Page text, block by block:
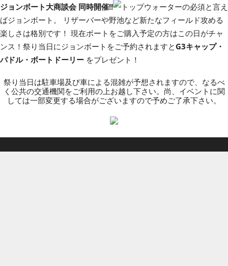
ジョンボート大商談会 同時開催!!
トップウォーターの必須と言え
ばジョンボート。 リザーバーや野池など新たなフィールド攻める
楽しさは格別です！ 現在ボートをご購入予定の方はこの日がチャ
ンス！祭り当日にジョンボートをご予約されますとG3キャップ・
パドル・ボートドーリー をプレゼント！
祭り当日は駐車場及び車による混雑が予想されますので、なるべ
く公共の交通機関をご利用の上お越し下さい。尚、イベントに関
しては一部変更する場合がございますので予めご了承下さい。